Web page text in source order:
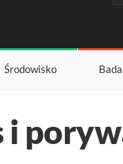
Środowisko
i